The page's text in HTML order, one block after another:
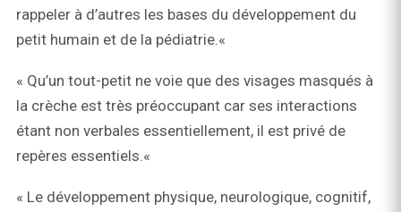
rappeler à d’autres les bases du développement du
petit humain et de la pédiatrie.«
« Qu’un tout-petit ne voie que des visages masqués à
la crèche est très préoccupant car ses interactions
étant non verbales essentiellement, il est privé de
repères essentiels.«
« Le développement physique, neurologique, cognitif,